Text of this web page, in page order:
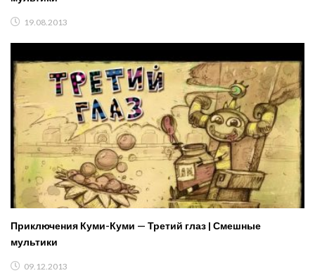
19.08.2013
Приключения Куми-Куми — Третий глаз | Смешные
мультики
09.12.2013